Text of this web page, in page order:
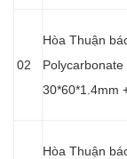
02
Hòa Thuận
30*60*1.4mm
Hòa Thuận